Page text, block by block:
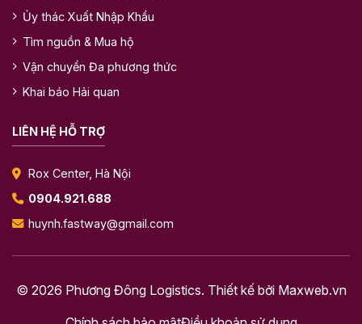
Ủy thác Xuất Nhập Khẩu
Tìm nguồn & Mua hộ
Vận chuyển Đa phương thức
Khai báo Hải quan
LIÊN HỆ HỖ TRỢ
Rox Center, Hà Nội
0904.921.688
huynh.fastway@gmail.com
© 2026 Phương Đông Logistics. Thiết kế bởi Maxweb.vn